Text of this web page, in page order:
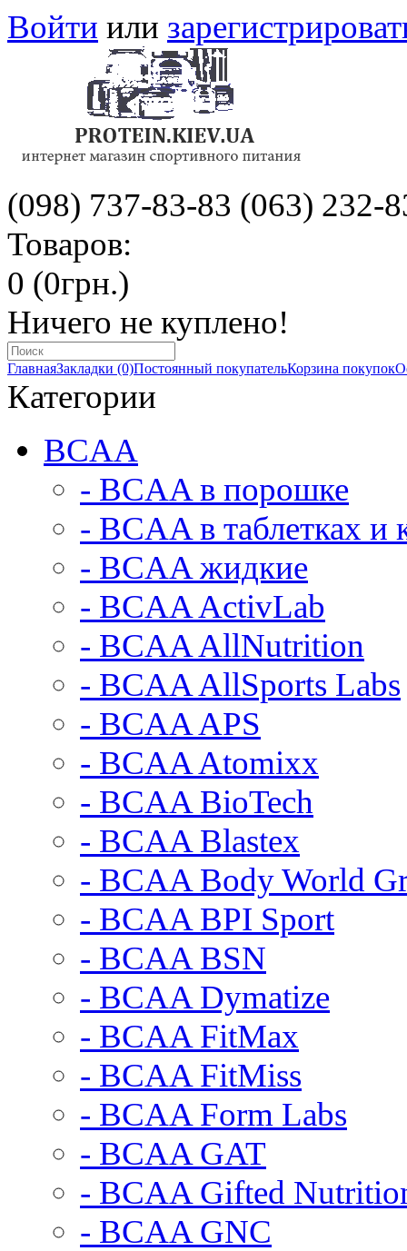
Войти или
(098) 737-83-83 (063) 232-
Товаров:
0 (0грн.)
Ничего не куплено!
ГлавнаяЗакладки (0)Постоянный покупательКорзина покупок
Категории
BCAA
- BCAA в порошке
- BCAA в таблетках и
- BCAA жидкие
- BCAA ActivLab
- BCAA AllNutrition
- BCAA AllSports Labs
- BCAA APS
- BCAA Atomixx
- BCAA BioTech
- BCAA Blastex
- BCAA Body World
- BCAA BPI Sport
- BCAA BSN
- BCAA Dymatize
- BCAA FitMax
- BCAA FitMiss
- BCAA Form Labs
- BCAA GAT
- BCAA Gifted
- BCAA GNC